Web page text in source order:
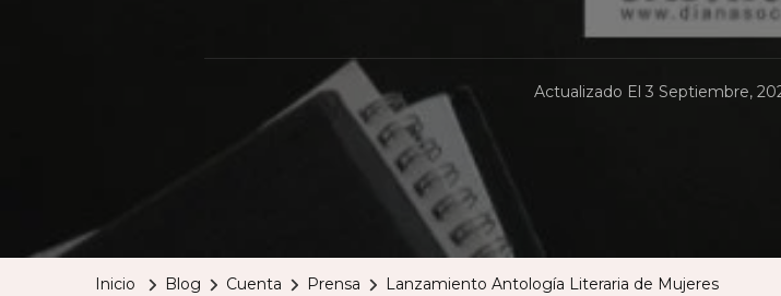
Actualizado El 3 Septiembre,
Inicio
Blog Cuenta Prensa Lanzamiento Antología Literaria de Mujeres